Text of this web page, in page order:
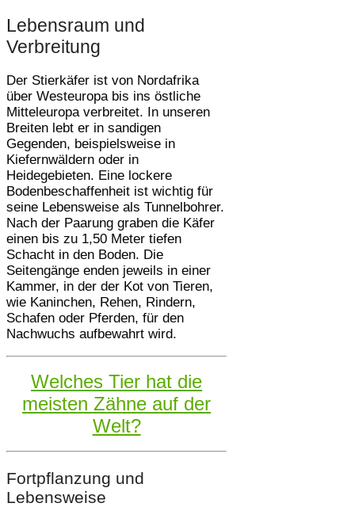
Lebensraum und
Verbreitung
Der Stierkäfer ist von Nordafrika
über Westeuropa bis ins östliche
Mitteleuropa verbreitet. In unseren
Breiten lebt er in sandigen
Gegenden, beispielsweise in
Kiefernwäldern oder in
Heidegebieten. Eine lockere
Bodenbeschaffenheit ist wichtig für
seine Lebensweise als Tunnelbohrer.
Nach der Paarung graben die Käfer
einen bis zu 1,50 Meter tiefen
Schacht in den Boden. Die
Seitengänge enden jeweils in einer
Kammer, in der der Kot von Tieren,
wie Kaninchen, Rehen, Rindern,
Schafen oder Pferden, für den
Nachwuchs aufbewahrt wird.
Welches Tier hat die
meisten Zähne auf der
Welt?
Fortpflanzung und
Lebensweise